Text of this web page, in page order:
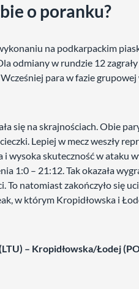
o poranku?
na podkarpackim
odmiany w rundzie 12
Wcześniej para w fazie
się na skrajnościach. Obie
Lepiej w mecz weszły
i wysoka skuteczność w ataku
1:0 – 21:12. Tak okazała
To natomiast zakończyło się
w którym Kropidłowska i
– Kropidłowska/Łodej